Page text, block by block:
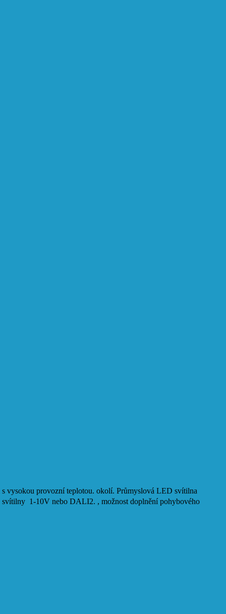
vysokou provozní teplotou. okolí. Průmyslová LED svítilna
1-10V nebo DALI2. , možnost doplnění pohybového